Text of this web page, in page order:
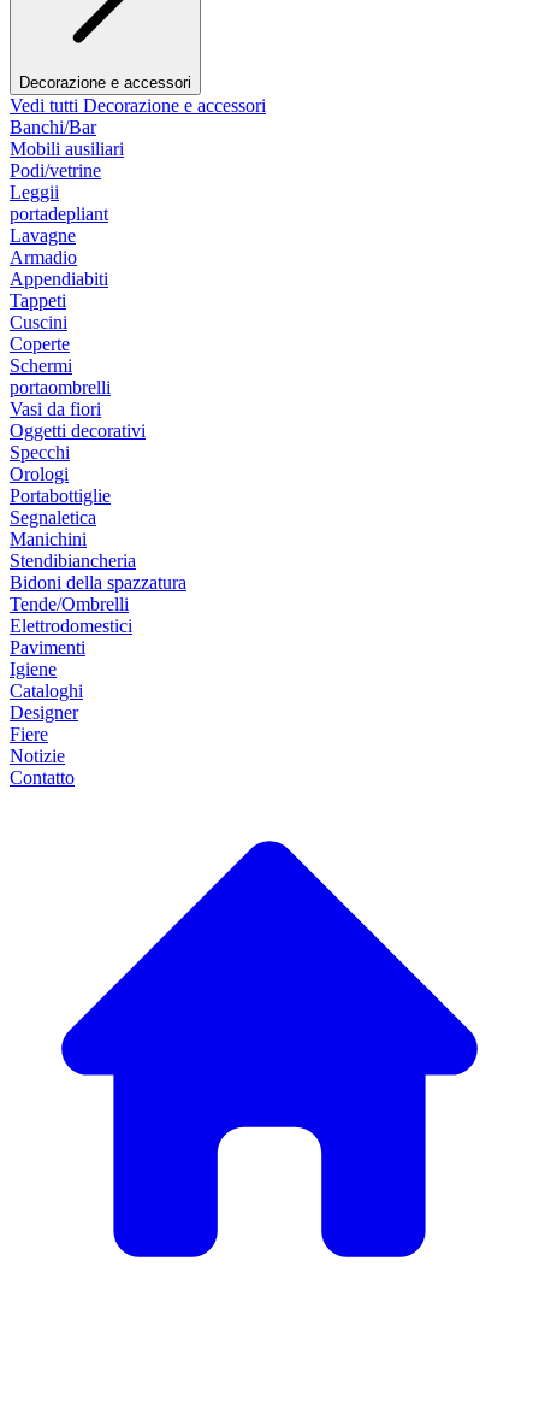
Decorazione e accessori
Vedi tutti Decorazione e accessori
Banchi/Bar
Mobili ausiliari
Podi/vetrine
Leggii
portadepliant
Lavagne
Armadio
Appendiabiti
Tappeti
Cuscini
Coperte
Schermi
portaombrelli
Vasi da fiori
Oggetti decorativi
Specchi
Orologi
Portabottiglie
Segnaletica
Manichini
Stendibiancheria
Bidoni della spazzatura
Tende/Ombrelli
Elettrodomestici
Pavimenti
Igiene
Cataloghi
Designer
Fiere
Notizie
Contatto